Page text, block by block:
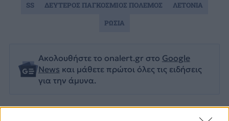
Ακολουθήστε το onalert.gr στο Google
News και μάθετε πρώτοι όλες τις ειδήσεις
για την άμυνα.
SS ΔΕΥΤΕΡΟΣ ΠΑΓΚΟΣΜΙΟΣ ΠΟΛΕΜΟΣ
ΛΕΤΟΝΙΑ
ΡΩΣΙΑ